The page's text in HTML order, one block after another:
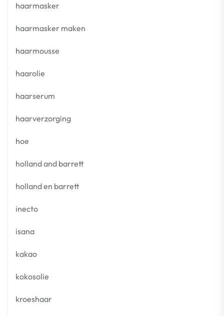
haarmasker
haarmasker maken
haarmousse
haarolie
haarserum
haarverzorging
hoe
holland and barrett
holland en barrett
inecto
isana
kakao
kokosolie
kroeshaar